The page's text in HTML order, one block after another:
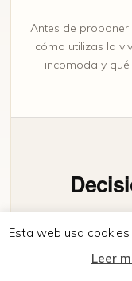
Antes de
cómo utilizas la
incomoda y
Traducimos
comprensible
Esta web usa
Leer